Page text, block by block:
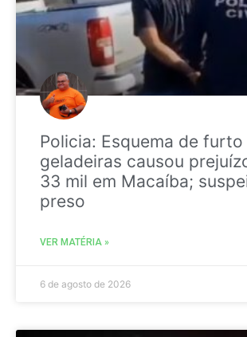
Policia: Esquema de furto
geladeiras causou
33 mil em Macaíba;
preso
VER MATÉRIA »
6 de agosto de 2026